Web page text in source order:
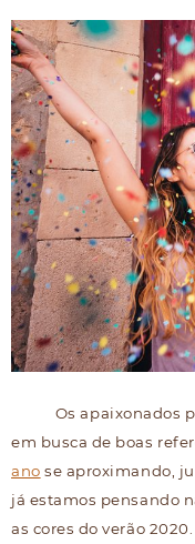
Os apaixonados
em busca de boas
ano se aproximando,
já estamos pensando
as cores do verão 2020.